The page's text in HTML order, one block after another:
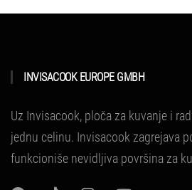
INVISACOOK EUROPE GMBH
Uz Invisacook, ploča za kuvanje i
jednu celinu. Invisacook zagrejava
funkcioniše nevidljiva površina za